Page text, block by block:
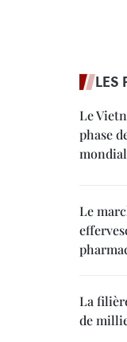
LES
Le
phase
Le
La
de